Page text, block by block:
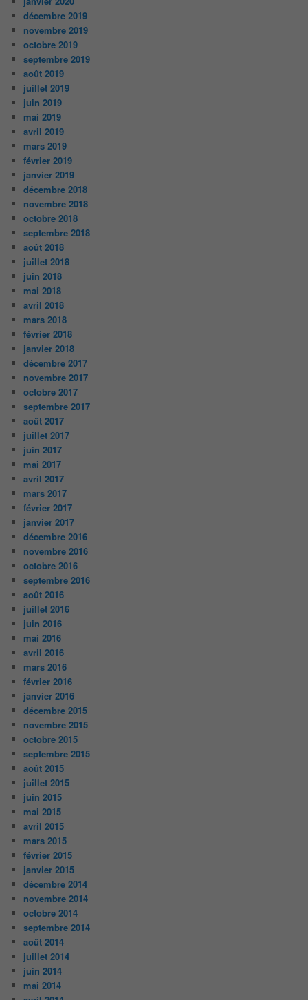
décembre 2019
novembre 2019
octobre 2019
septembre 2019
août 2019
juillet 2019
juin 2019
mai 2019
avril 2019
mars 2019
février 2019
janvier 2019
décembre 2018
novembre 2018
octobre 2018
septembre 2018
août 2018
juillet 2018
juin 2018
mai 2018
avril 2018
mars 2018
février 2018
janvier 2018
décembre 2017
novembre 2017
octobre 2017
septembre 2017
août 2017
juillet 2017
juin 2017
mai 2017
avril 2017
mars 2017
février 2017
janvier 2017
décembre 2016
novembre 2016
octobre 2016
septembre 2016
août 2016
juillet 2016
juin 2016
mai 2016
avril 2016
mars 2016
février 2016
janvier 2016
décembre 2015
novembre 2015
octobre 2015
septembre 2015
août 2015
juillet 2015
juin 2015
mai 2015
avril 2015
mars 2015
février 2015
janvier 2015
décembre 2014
novembre 2014
octobre 2014
septembre 2014
août 2014
juillet 2014
juin 2014
mai 2014